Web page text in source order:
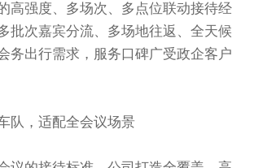
高强度、多场次、多点位联动接待经
批次嘉宾分流、多场地往返、全天候
务出行需求，服务口碑广受政企客户
队，适配全会议场景